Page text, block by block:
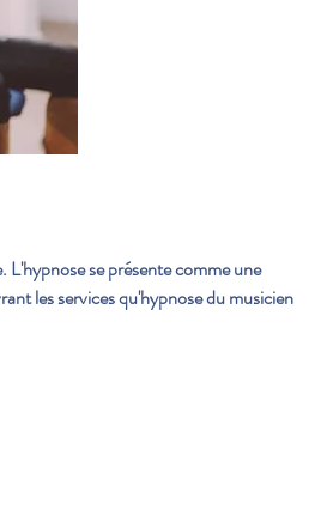
L'hypnose se présente comme une
les services qu'hypnose du musicien